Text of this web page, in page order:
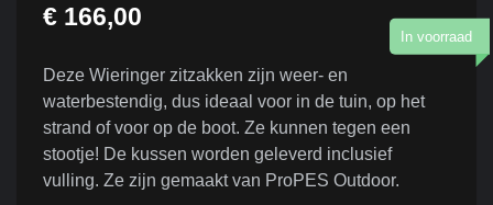
€ 166,00
In voorraad
Deze Wieringer zitzakken zijn weer- en
waterbestendig, dus ideaal voor in de tuin, op het
strand of voor op de boot. Ze kunnen tegen een
stootje! De kussen worden geleverd inclusief
vulling. Ze zijn gemaakt van ProPES Outdoor.